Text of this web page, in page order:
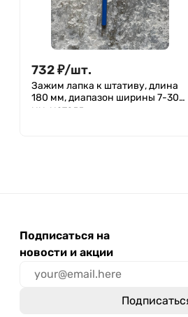
732₽/шт.
Зажим лапка к штативу, длина
180 мм, диапазон ширины 7-30
мм, металл
Подписаться на
новости и акции